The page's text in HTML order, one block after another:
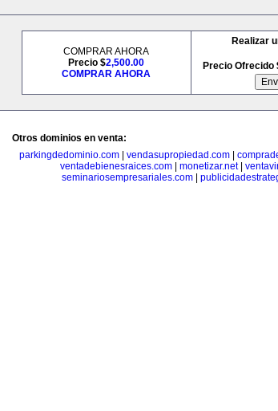
COMPRAR AHORA
Precio $2,500.00
COMPRAR AHORA
Realizar
Precio Ofrecido
Otros dominios en venta:
parkingdedominio.com| vendasupropiedad.com|
ventadebienesraices.com
monetizar.net|
seminariosempresariales.com